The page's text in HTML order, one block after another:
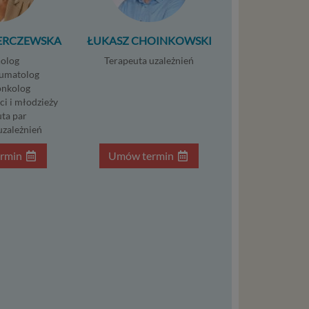
i młodzieży
par
ŁUKASZ CHOINKOWSKI
Terapeuta uzależnień
Umów termin
w
nie
do